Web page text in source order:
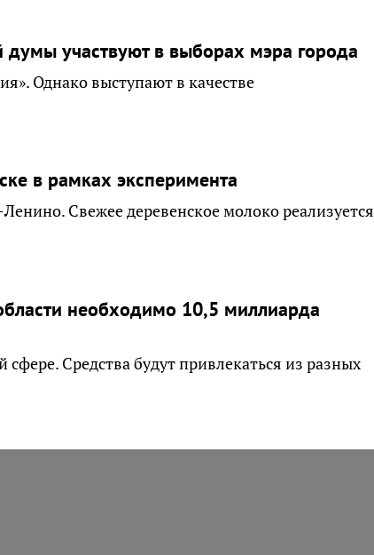
думы участвуют в выборах мэра города
Однако выступают в качестве
в рамках эксперимента
Свежее деревенское молоко реализуется
необходимо 10,5 миллиарда
Средства будут привлекаться из разных